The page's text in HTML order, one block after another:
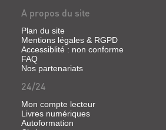
A propos du site
Plan du site
Mentions légales & RGPD
Accessiblité : non conforme
FAQ
Nos partenariats
24/24
Mon compte lecteur
Livres numériques
Autoformation